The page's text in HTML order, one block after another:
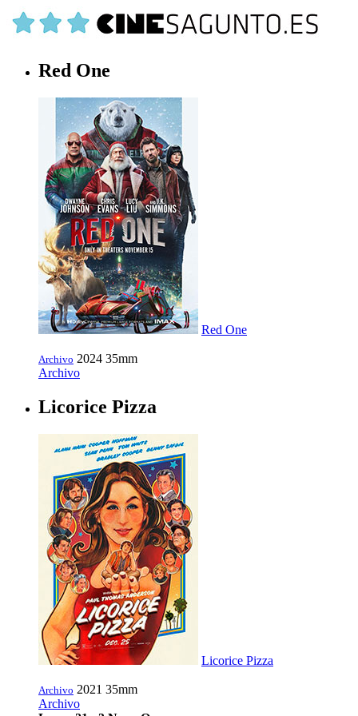
Red One
Red One
Archivo 2024 35mm
Archivo
Licorice Pizza
Licorice Pizza
Archivo 2021 35mm
Archivo